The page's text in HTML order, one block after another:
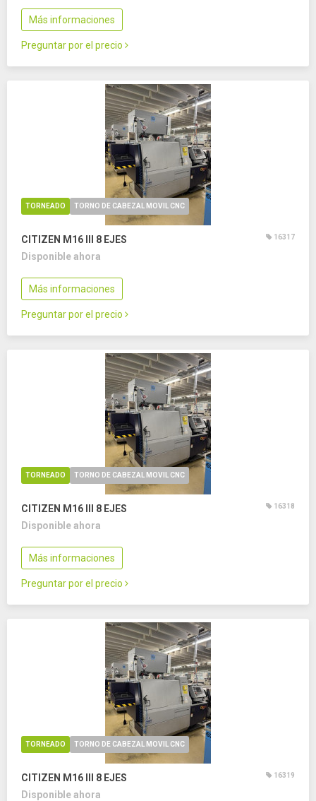
Más informaciones
Preguntar por el precio
TORNEADO TORNO DE CABEZAL MOVIL CNC
CITIZEN M16 III 8 EJES 16317
Disponible ahora
Más informaciones
Preguntar por el precio
TORNEADO TORNO DE CABEZAL MOVIL CNC
CITIZEN M16 III 8 EJES 16318
Disponible ahora
Más informaciones
Preguntar por el precio
TORNEADO TORNO DE CABEZAL MOVIL CNC
CITIZEN M16 III 8 EJES 16319
Disponible ahora